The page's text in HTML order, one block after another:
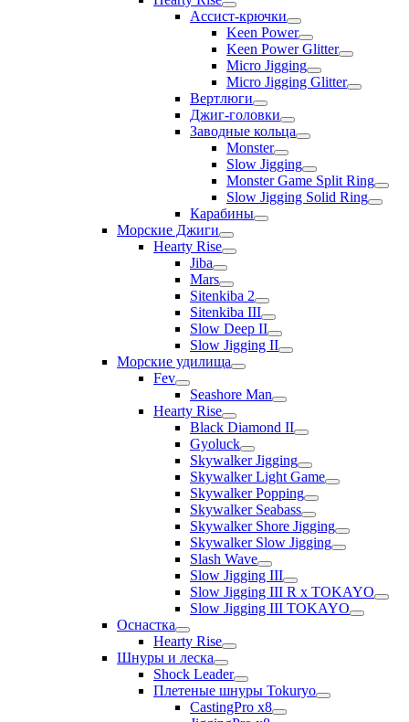
Ассист-крючки
Keen Power
Keen Power Glitter
Micro Jigging
Micro Jigging Glitter
Вертлюги
Джиг-головки
Заводные кольца
Monster
Slow Jigging
Monster Game Split Ring
Slow Jigging Solid Ring
Карабины
Морские Джиги
Hearty Rise
Jiba
Mars
Sitenkiba 2
Sitenkiba III
Slow Deep II
Slow Jigging II
Морские удилища
Fev
Seashore Man
Hearty Rise
Black Diamond II
Gyoluck
Skywalker Jigging
Skywalker Light Game
Skywalker Popping
Skywalker Seabass
Skywalker Shore Jigging
Skywalker Slow Jigging
Slash Wave
Slow Jigging III
Slow Jigging III R x TOKAYO
Slow Jigging III TOKAYO
Оснастка
Hearty Rise
Шнуры и леска
Shock Leader
Плетеные шнуры Tokuryo
CastingPro x8